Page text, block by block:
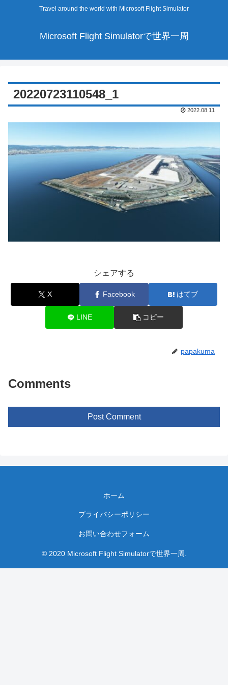
Travel around the world with Microsoft Flight Simulator
Microsoft Flight Simulatorで世界一周
20220723110548_1
2022.08.11
シェアする
X Facebook はてブ
LINE コピー
papakuma
Comments
Post Comment
ホーム
プライバシーポリシー
お問い合わせフォーム
© 2020 Microsoft Flight Simulatorで世界一周.